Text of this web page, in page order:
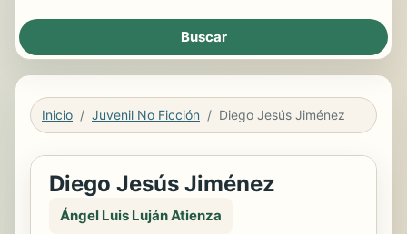
Inicio Juvenil No Ficción Diego Jesús Jiménez
Diego Jesús Jiménez
Ángel Luis Luján Atienza